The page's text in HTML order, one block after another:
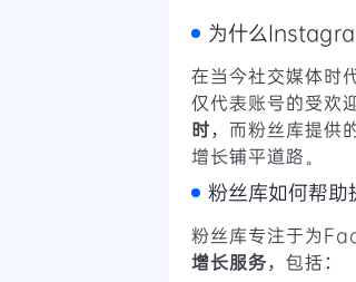
为什么
在当今社交媒体时
仅代表账号的受欢
时，而粉丝库提供
增长铺平道路。
粉丝库如何帮
粉丝库专注于为
增长服务，包括：